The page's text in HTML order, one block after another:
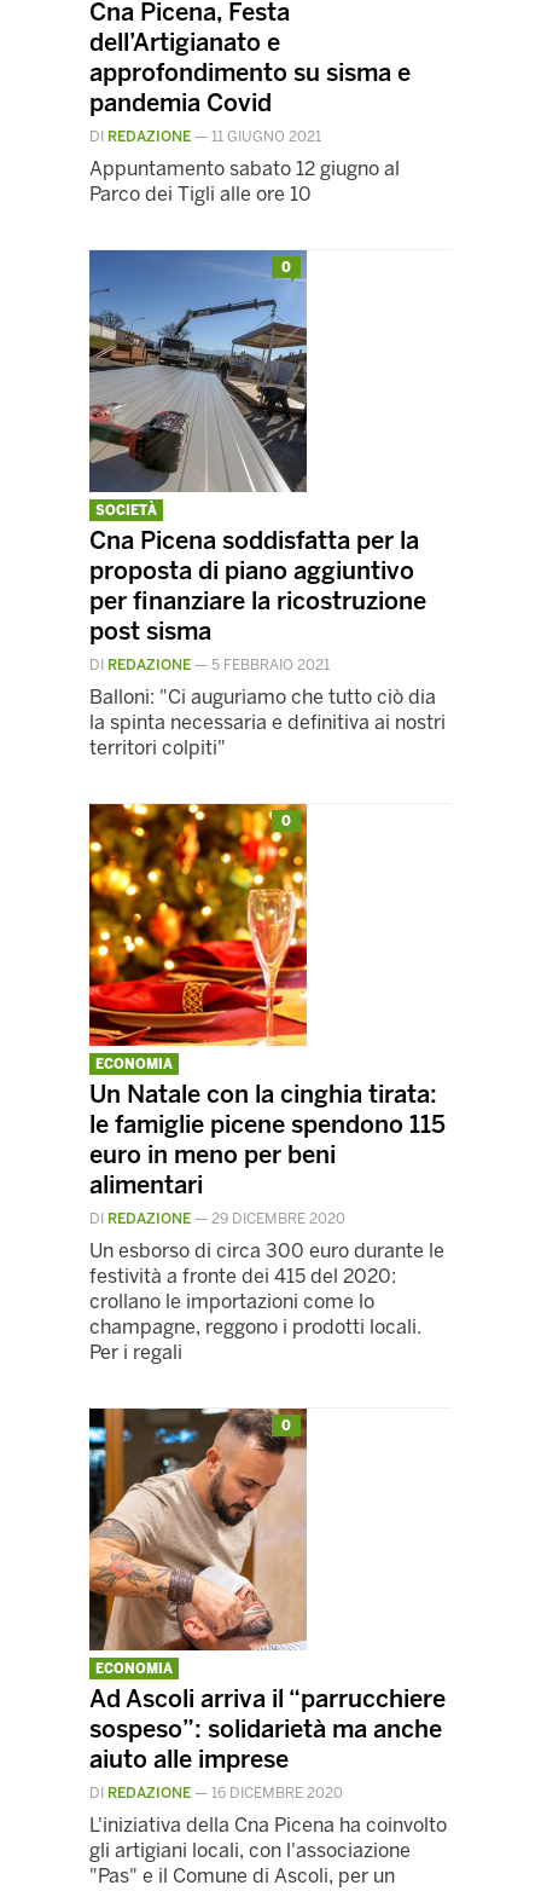
Cna Picena, Festa
dell’Artigianato e
approfondimento su sisma e
pandemia Covid
DI REDAZIONE — 11 GIUGNO 2021
Appuntamento sabato 12 giugno al
Parco dei Tigli alle ore 10
0
SOCIETÀ
Cna Picena soddisfatta per la
proposta di piano aggiuntivo
per finanziare la ricostruzione
post sisma
DI REDAZIONE — 5 FEBBRAIO 2021
Balloni: "Ci auguriamo che tutto ciò dia
la spinta necessaria e definitiva ai nostri
territori colpiti"
0
ECONOMIA
Un Natale con la cinghia tirata:
le famiglie picene spendono 115
euro in meno per beni
alimentari
DI REDAZIONE — 29 DICEMBRE 2020
Un esborso di circa 300 euro durante le
festività a fronte dei 415 del 2020:
crollano le importazioni come lo
champagne, reggono i prodotti locali.
Per i regali
0
ECONOMIA
Ad Ascoli arriva il “parrucchiere
sospeso”: solidarietà ma anche
aiuto alle imprese
DI REDAZIONE — 16 DICEMBRE 2020
L'iniziativa della Cna Picena ha coinvolto
gli artigiani locali, con l'associazione
"Pas" e il Comune di Ascoli, per un